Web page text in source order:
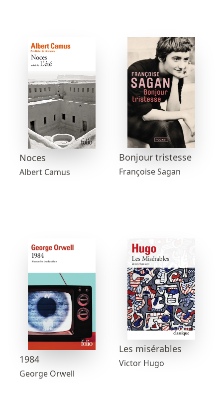
Noces
Albert Camus
Bonjour tristesse
Françoise Sagan
1984
George Orwell
Les misérables
Victor Hugo